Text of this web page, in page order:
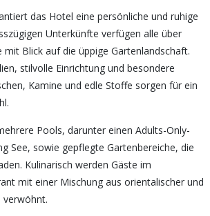
das Hotel eine persönliche und ruhige
Unterkünfte verfügen alle über
mit Blick auf die üppige Gartenlandschaft.
stilvolle Einrichtung und besondere
Kamine und edle Stoffe sorgen für ein
Pools, darunter einen Adults-Only-
See, sowie gepflegte Gartenbereiche, die
Kulinarisch werden Gäste im
mit einer Mischung aus orientalischer und
verwöhnt.